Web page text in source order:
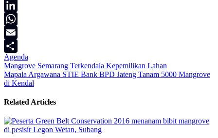
X
LinkedIn
WhatsApp
Email
Share
Agenda
Navigasi
pos
Mangrove Semarang Terkendala Kepemilikan Lahan
Mapala Argawana STIE Bank BPD Jateng Tanam 5000 Mangrove
di Kendal
Related Articles